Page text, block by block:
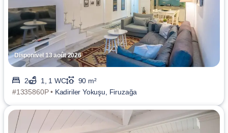
Disponível 13 août 2026
2 1, 1 WC
90 m²
#1335860P • Kadiriler Yokuşu, Firuzağa